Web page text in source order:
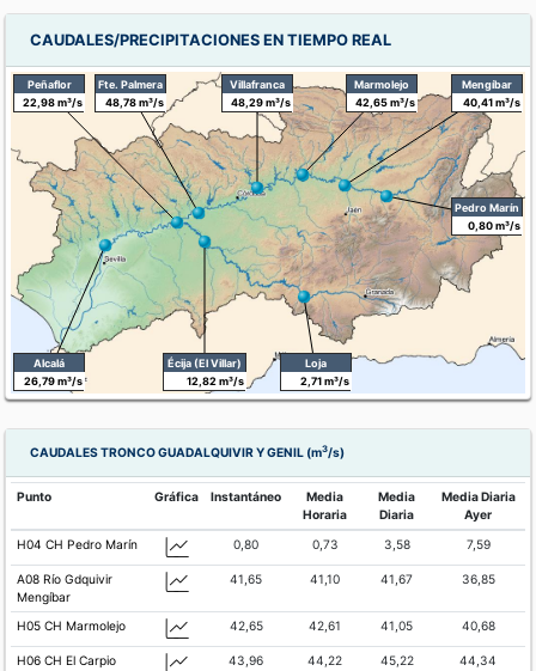
CAUDALES/PRECIPITACIONES EN TIEMPO REAL
Alcalá
26,79 m³/s
Peñaflor
22,98 m³/s
Fte. Palmera
48,78 m³/s
Écija (El Villar)
12,82 m³/s
Villafranca
48,29 m³/s
Loja
2,71 m³/s
Marmolejo
42,65 m³/s
Mengíbar
40,41 m³/s
Pedro Marín
0,80 m³/s
CAUDALES TRONCO GUADALQUIVIR Y GENIL (m3/s)
Punto Gráfica Instantáneo
Media
Horaria
Media
Diaria
Media Diaria
Ayer
H04 CH Pedro Marín 0,80 0,73 3,58 7,59
A08 Río Gdquivir
Mengíbar
41,65 41,10 41,67 36,85
H05 CH Marmolejo 42,65 42,61 41,05 40,68
H06 CH El Carpio 43,96 44,22 45,22 44,34